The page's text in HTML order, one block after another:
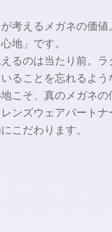
考えるメガネの価値。
心地」です。
えるのは当たり前。 ラ
ることを忘れるよう
こそ、 真のメガネの
ンズウェアパートナ
こだわります。